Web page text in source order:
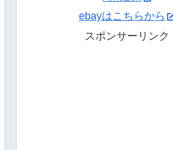
ebayはこちらから
スポンサーリンク